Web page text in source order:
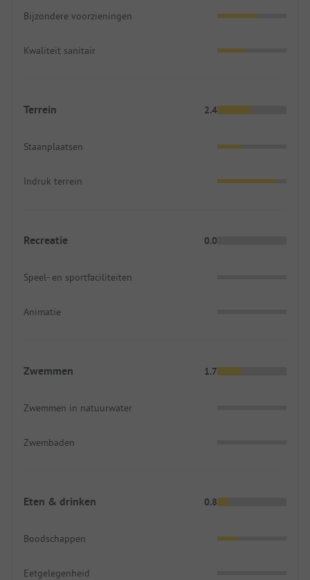
Bijzondere voorzieningen
Kwaliteit sanitair
Terrein 2.4
Staanplaatsen
Indruk terrein
Recreatie 0.0
Speel- en sportfaciliteiten
Animatie
Zwemmen 1.7
Zwemmen in natuurwater
Zwembaden
Eten & drinken 0.8
Boodschappen
Eetgelegenheid